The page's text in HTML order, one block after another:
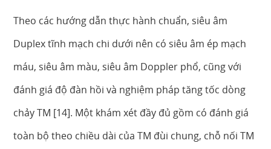
Theo các hướng dẫn thực hành chuẩn, siêu âm
Duplex tĩnh mạch chi dưới nên có siêu âm ép mạch
máu, siêu âm màu, siêu âm Doppler phổ, cũng với
đánh giá độ đàn hồi và nghiệm pháp tăng tốc dòng
chảy TM [14]. Một khám xét đầy đủ gồm có đánh giá
toàn bộ theo chiều dài của TM đùi chung, chỗ nối TM